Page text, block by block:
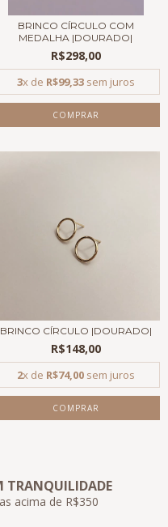
BRINCO CÍRCULO COM
MEDALHA |DOURADO|
R$298,00
3x de R$99,33sem juros
BRINCO CÍRCULO |DOURADO|
R$148,00
2x de R$74,00sem juros
TRANQUILIDADE
acima de R$350